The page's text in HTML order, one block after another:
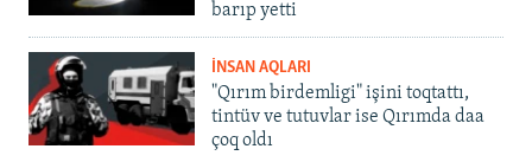
barıp yetti
İNSAN AQLARI
"Qırım birdemligi" işini toqtattı,
tintüv ve tutuvlar ise Qırımda daa
çoq oldı